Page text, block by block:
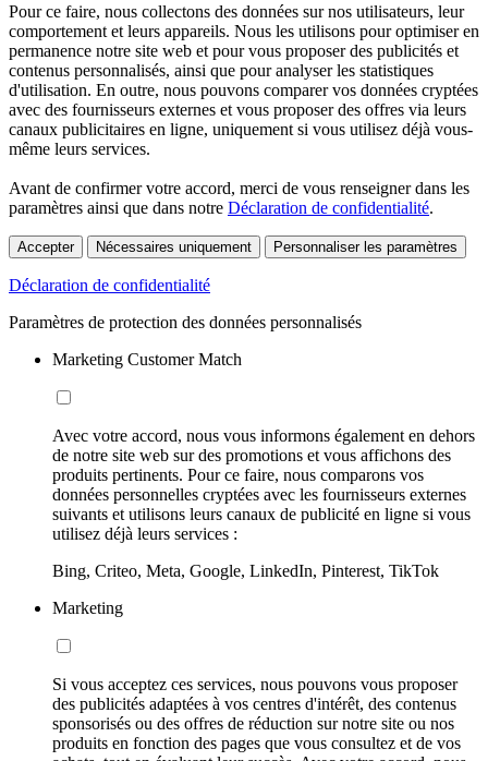
Pour ce faire, nous collectons des données sur nos utilisateurs, leur
comportement et leurs appareils. Nous les utilisons pour optimiser en
permanence notre site web et pour vous proposer des publicités et
contenus personnalisés, ainsi que pour analyser les statistiques
d'utilisation. En outre, nous pouvons comparer vos données cryptées
avec des fournisseurs externes et vous proposer des offres via leurs
canaux publicitaires en ligne, uniquement si vous utilisez déjà vous-
même leurs services.
Avant de confirmer votre accord, merci de vous renseigner dans les
paramètres ainsi que dans notre Déclaration de confidentialité.
Accepter Nécessaires uniquement Personnaliser les paramètres
Déclaration de confidentialité
Paramètres de protection des données personnalisés
Marketing Customer Match
Avec votre accord, nous vous informons également en dehors
de notre site web sur des promotions et vous affichons des
produits pertinents. Pour ce faire, nous comparons vos
données personnelles cryptées avec les fournisseurs externes
suivants et utilisons leurs canaux de publicité en ligne si vous
utilisez déjà leurs services :
Bing, Criteo, Meta, Google, LinkedIn, Pinterest, TikTok
Marketing
Si vous acceptez ces services, nous pouvons vous proposer
des publicités adaptées à vos centres d'intérêt, des contenus
sponsorisés ou des offres de réduction sur notre site ou nos
produits en fonction des pages que vous consultez et de vos